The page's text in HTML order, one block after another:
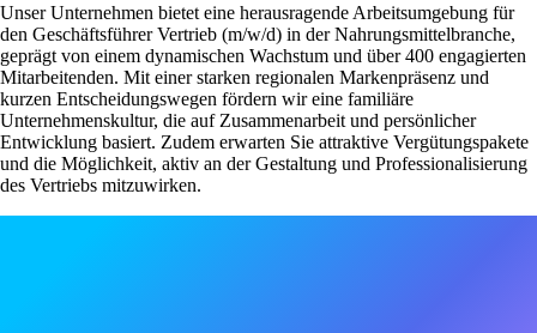
Unser Unternehmen bietet eine herausragende Arbeitsumgebung für
den Geschäftsführer Vertrieb (m/w/d) in der Nahrungsmittelbranche,
geprägt von einem dynamischen Wachstum und über 400 engagierten
Mitarbeitenden. Mit einer starken regionalen Markenpräsenz und
kurzen Entscheidungswegen fördern wir eine familiäre
Unternehmenskultur, die auf Zusammenarbeit und persönlicher
Entwicklung basiert. Zudem erwarten Sie attraktive Vergütungspakete
und die Möglichkeit, aktiv an der Gestaltung und Professionalisierung
des Vertriebs mitzuwirken.